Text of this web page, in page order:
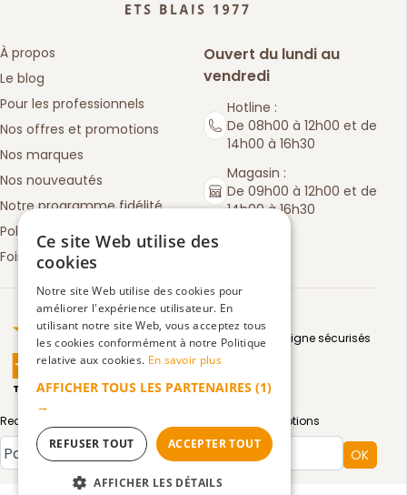
À propos
Le blog
Pour les professionnels
Nos offres et promotions
Nos marques
Nos nouveautés
Notre programme fidélité
Politique de retours
Foire aux questions
Ouvert du lundi au
vendredi
Hotline :
De 08h00 à 12h00 et de
14h00 à 16h30
Magasin :
De 09h00 à 12h00 et de
14h00 à 16h30
Truspilot : La Boutique des chefs
TrustScore4.5 | 3083avis
Moyens de paiement en ligne sécurisés
Recevez par email toute notre actualité et nos promotions
Type de compte OK
Ce site Web utilise des
cookies
Notre site Web utilise des cookies pour
améliorer l'expérience utilisateur. En
utilisant notre site Web, vous acceptez tous
les cookies conformément à notre Politique
relative aux cookies. En savoir plus
AFFICHER TOUS LES PARTENAIRES (1)
→
ACCEPTER TOUT
REFUSER TOUT
AFFICHER LES DÉTAILS